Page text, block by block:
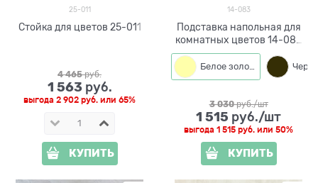
25-011
Стойка для цветов 25-011
4 465 руб.
1 563 руб.
выгода 2 902 руб. или 65%
КУПИТЬ
14-083
Подставка напольная для
комнатных цветов 14-083
цвет белый
Белое золото
3 030 руб./шт
1 515 руб./шт
выгода 1 515 руб. или 50%
КУПИТЬ